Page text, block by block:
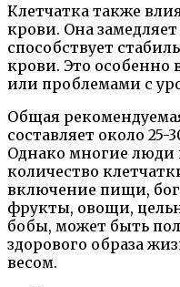
Клетчатка также
крови. Она замедляет
способствует
крови. Это особенно
или проблемами с
Общая
составляет около
Однако многие люди
количество
включение пищи,
фрукты, овощи,
бобы, может быть
здорового образа
весом.